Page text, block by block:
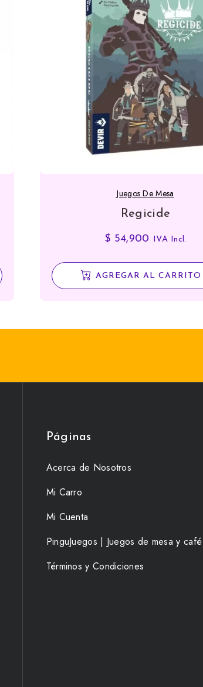
Juegos De Mesa
Regicide
$ 54,900 IVA Incl.
AGREGAR AL CARRITO
Páginas
Acerca de Nosotros
Mi Carro
Mi Cuenta
PinguJuegos | Juegos de mesa y café
Términos y Condiciones